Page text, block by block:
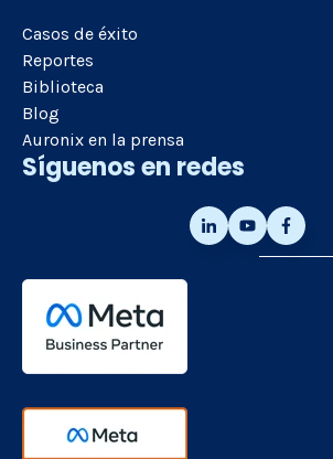
Casos de éxito
Reportes
Biblioteca
Blog
Auronix en la prensa
Síguenos en redes